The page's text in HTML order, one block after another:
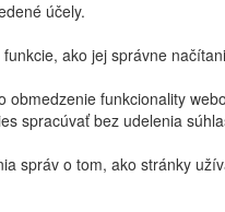
účely.
ako jej správne
funkcionality
spracúvať bez udelenia
správ o tom, ako stránky